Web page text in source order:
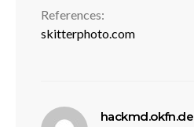
References:
skitterphoto.com
hackmd.okfn.de